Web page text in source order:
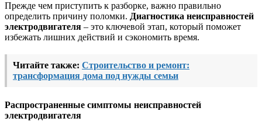
Прежде чем приступить к разборке, важно правильно
определить причину поломки. Диагностика неисправностей
электродвигателя – это ключевой этап, который поможет
избежать лишних действий и сэкономить время.
Читайте также: Строительство и ремонт:
трансформация дома под нужды семьи
Распространенные симптомы неисправностей
электродвигателя